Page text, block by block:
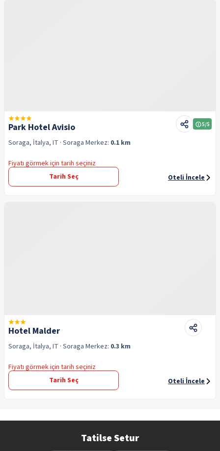
Park Hotel Avisio 5/5
Soraga, İtalya, IT · Soraga Merkez: 0.1 km
Fiyatı görmek için tarih seçiniz
Tarih Seç
Oteli İncele
Hotel Malder
Soraga, İtalya, IT · Soraga Merkez: 0.3 km
Fiyatı görmek için tarih seçiniz
Tarih Seç
Oteli İncele
Tatilse Setur